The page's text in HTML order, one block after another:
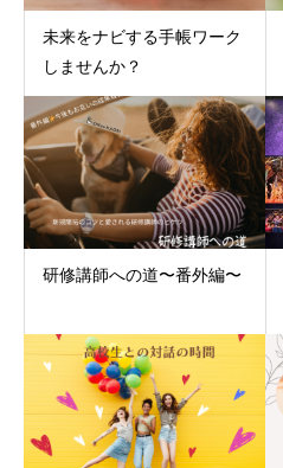
未来をナビする手帳ワーク
しませんか？
研修講師への道〜番外編〜